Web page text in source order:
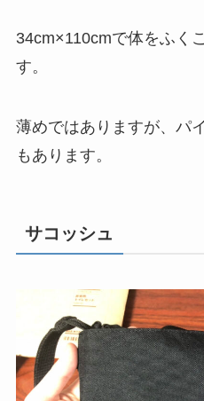
34cm×110cmで体をふく
す。
薄めではありますが、パ
もあります。
サコッシュ